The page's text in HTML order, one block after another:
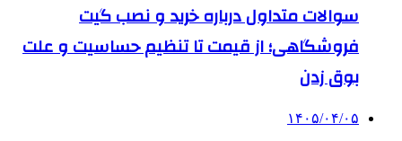
سوالات متداول درباره خرید و نصب گیت
فروشگاهی؛ از قیمت تا تنظیم حساسیت و علت
بوق زدن
۱۴۰۵/۰۴/۰۵